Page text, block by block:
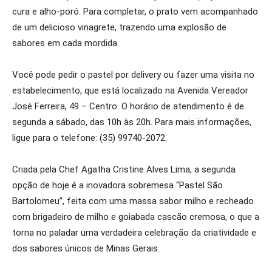
cura e alho-poró. Para completar, o prato vem acompanhado
de um delicioso vinagrete, trazendo uma explosão de
sabores em cada mordida.
Você pode pedir o pastel por delivery ou fazer uma visita no
estabelecimento, que está localizado na Avenida Vereador
José Ferreira, 49 – Centro. O horário de atendimento é de
segunda a sábado, das 10h às 20h. Para mais informações,
ligue para o telefone: (35) 99740-2072.
Criada pela Chef Agatha Cristine Alves Lima, a segunda
opção de hoje é a inovadora sobremesa “Pastel São
Bartolomeu”, feita com uma massa sabor milho e recheado
com brigadeiro de milho e goiabada cascão cremosa, o que a
torna no paladar uma verdadeira celebração da criatividade e
dos sabores únicos de Minas Gerais.